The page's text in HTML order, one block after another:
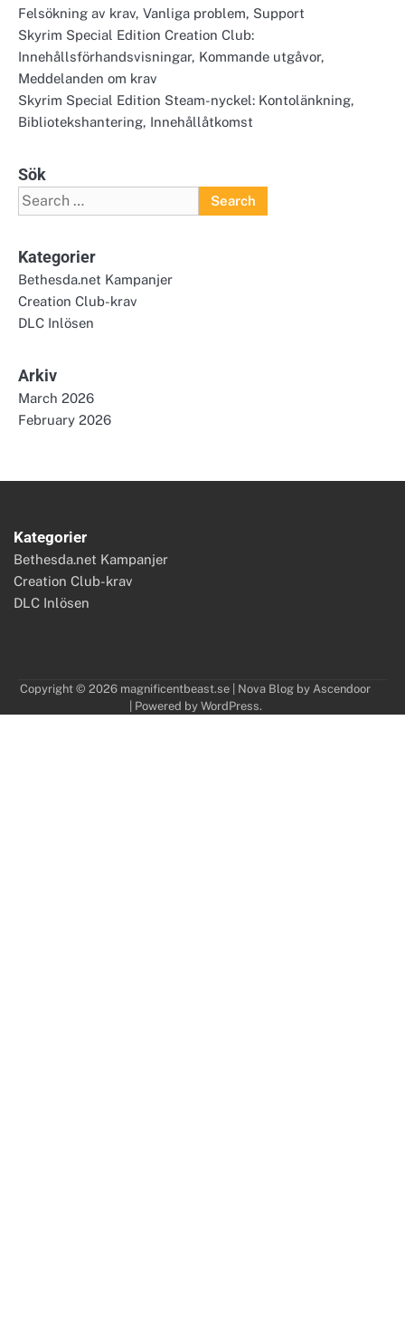
Felsökning av krav, Vanliga problem, Support
Skyrim Special Edition Creation Club:
Innehållsförhandsvisningar, Kommande utgåvor,
Meddelanden om krav
Skyrim Special Edition Steam-nyckel: Kontolänkning,
Bibliotekshantering, Innehållåtkomst
Sök
Search
for:
Kategorier
Bethesda.net Kampanjer
Creation Club-krav
DLC Inlösen
Arkiv
March 2026
February 2026
Kategorier
Bethesda.net Kampanjer
Creation Club-krav
DLC Inlösen
Copyright © 2026 magnificentbeast.se | Nova Blog by Ascendoor
| Powered by WordPress.